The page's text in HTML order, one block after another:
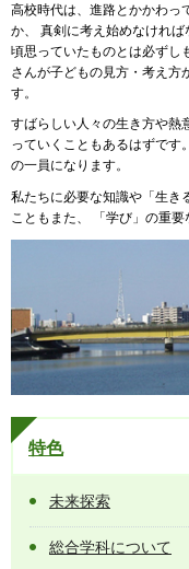
高校時代は、進路とかかわっ
か、 真剣に考え始めなけれ
頃思っていたものとは必ずし
さんが子どもの見方・考え方
す。
すばらしい人々の生き方や熱
っていくこともあるはずです
の一員になります。
私たちに必要な知識や「生き
こともまた、 「学び」の重要
特色
未来探索
総合学科について